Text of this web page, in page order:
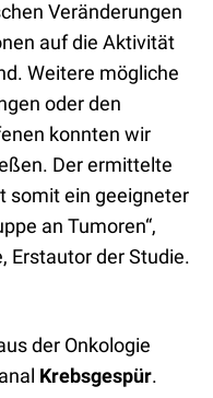
Veränderungen
auf die Aktivität
Weitere mögliche
oder den
konnten wir
Der ermittelte
somit ein geeigneter
an Tumoren“,
Erstautor der Studie.
der Onkologie
Krebsgespür.